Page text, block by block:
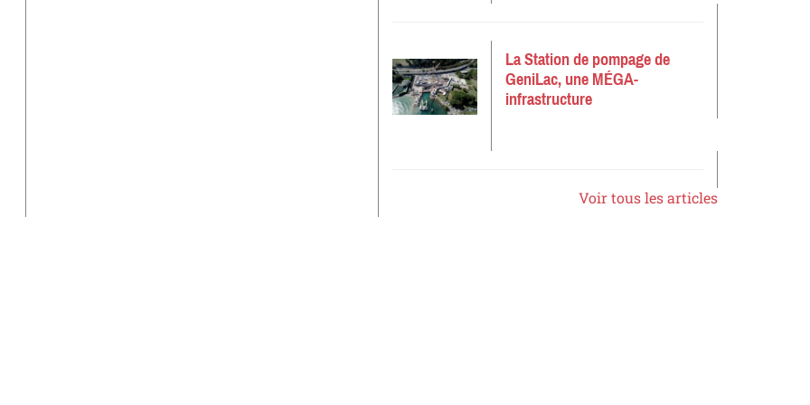
La Station de pompage de
GeniLac, une MÉGA-
infrastructure
Voir tous les articles